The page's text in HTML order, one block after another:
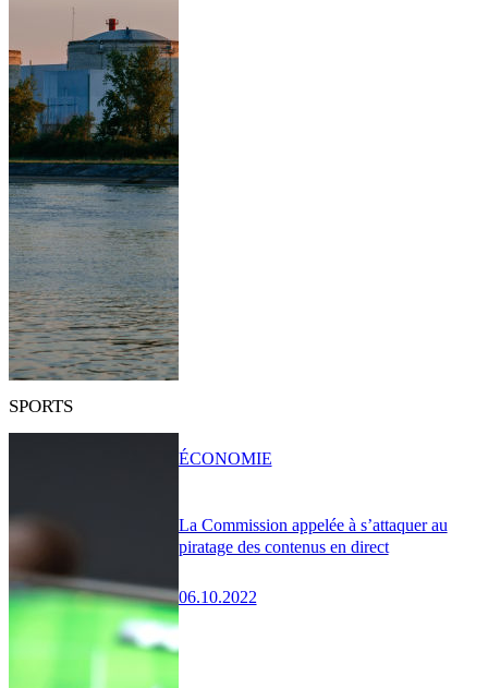
SPORTS
La Commission appelée à s’attaquer au
piratage des contenus en direct
06.10.2022
ÉCONOMIE